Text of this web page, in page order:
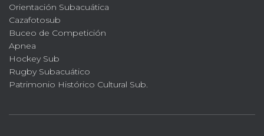
Orientación Subacuática
Cazafotosub
Buceo de Competición
Apnea
Hockey Sub
Rugby Subacuático
Patrimonio Histórico Cultural Sub.